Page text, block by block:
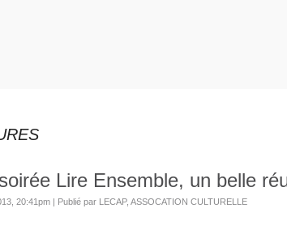
Lire Ensemble, un belle
20:41pm | Publié par LECAP, ASSOCATION CULTURELLE